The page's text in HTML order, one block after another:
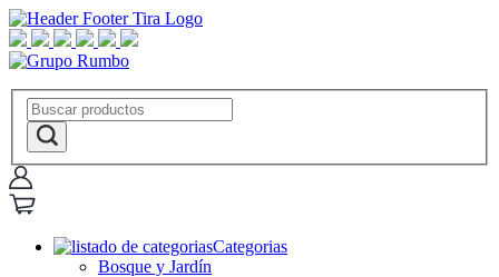
Categorias
Bosque y Jardín